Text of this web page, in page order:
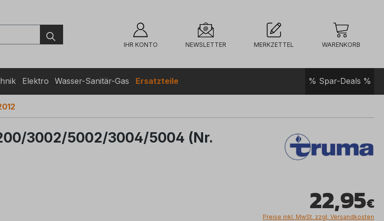
NEWSLETTER MERKZETTEL
IHR KONTO WARENKORB
Elektro Wasser-Sanitär-Gas Ersatzteile % Spar-Deals %
3002/5002/3004/5004 (Nr.
22,95
Preise inkl. MwSt. zzgl. Versandkosten